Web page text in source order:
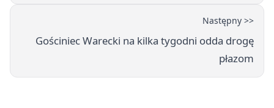
Następny >>
Gościniec Warecki na kilka tygodni odda drogę
płazom